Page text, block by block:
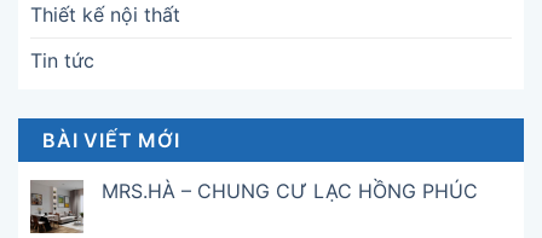
Thiết kế nội thất
Tin tức
BÀI VIẾT MỚI
MRS.HÀ – CHUNG CƯ LẠC HỒNG PHÚC